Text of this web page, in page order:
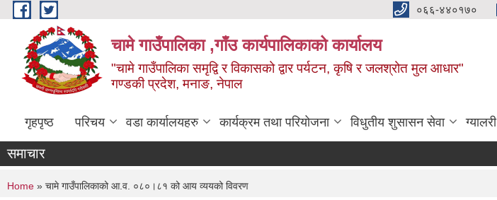
Skip to main content ०६६-४४०१७०
चामे गाउँपालिका ,गाँउ कार्यपालिकाको कार्यालय
"चामे गाउँपालिका समृद्वि र विकासको द्वार पर्यटन, कृषि र जलश्रोत मुल आधार"
गण्डकी प्रदेश, मनाङ, नेपाल
गृहपृष्ठ परिचय वडा कार्यालयहरु कार्यक्रम तथा परियोजना विधुतीय शुसासन सेवा ग्यालरी
समाचार
You are here
Home » चामे गाउँपालिकाको आ.व. ०८०।८१ को आय व्ययको विवरण